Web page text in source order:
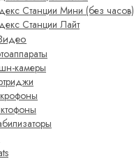
Станции Мини (без часов)
Станции Лайт
камеры